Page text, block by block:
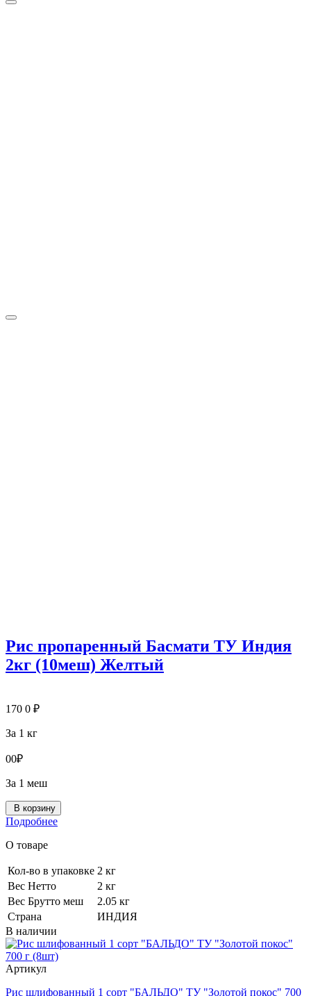
Рис пропаренный Басмати ТУ Индия
2кг (10меш) Желтый
170 0 ₽
За 1 кг
00₽
За 1 меш
В корзину
Подробнее
О товаре
Кол-во в упаковке 2 кг
Вес Нетто
2 кг
Вес Брутто меш
2.05 кг
Страна
ИНДИЯ
В наличии
Артикул
Рис шлифованный 1 сорт "БАЛЬДО" ТУ "Золотой покос" 700